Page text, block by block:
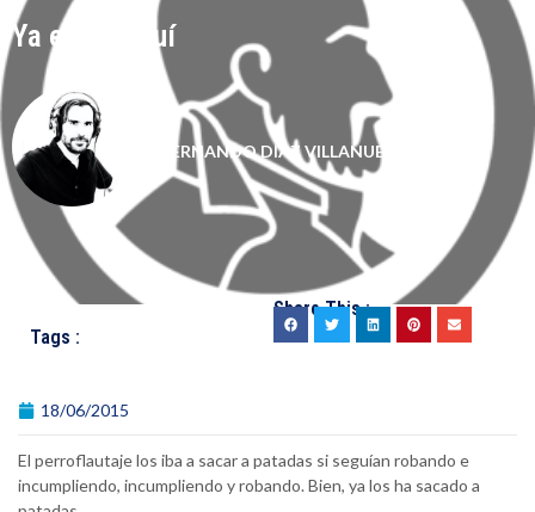
Ya están aquí
FERNANDO DÍAZ VILLANUEVA
Tags :
Share This :
18/06/2015
El perroflautaje los iba a sacar a patadas si seguían robando e
incumpliendo, incumpliendo y robando. Bien, ya los ha sacado a